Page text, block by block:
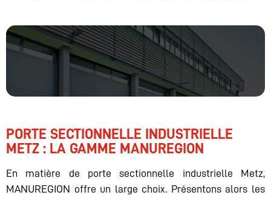
PORTE SECTIONNELLE INDUSTRIELLE
METZ : LA GAMME MANUREGION
En matière de porte sectionnelle industrielle Metz,
MANUREGION offre un large choix. Présentons alors les